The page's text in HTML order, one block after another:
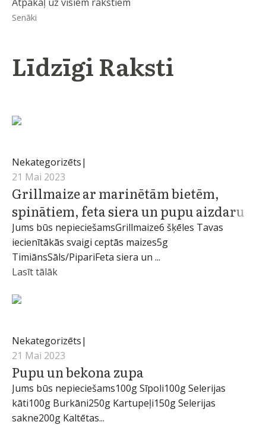
Senāki
Līdzīgi Raksti
Nekategorizēts
21 Mai 2023
Grillmaize ar marinētām bietēm,
spinātiem, feta siera un pupu aizdaru
Jums būs nepieciešamsGrillmaize6 šķēles Tavas
iecienītākās svaigi ceptās maizes5g
TimiānsSāls/PipariFeta siera un ...
Lasīt tālāk
Nekategorizēts
21 Mai 2023
Pupu un bekona zupa
Jums būs nepieciešams100g Sīpoli100g Selerijas
kāti100g Burkāni250g Kartupeļi150g Selerijas
sakne200g Kaltētas...